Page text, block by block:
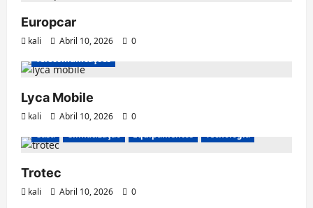
Europcar
kali Abril 10, 2026
0
Telecomunicações
Lyca Mobile
kali Abril 10, 2026
0
Casa
Climatização Equipamentos Tecnologia
Trotec
kali Abril 10, 2026
0